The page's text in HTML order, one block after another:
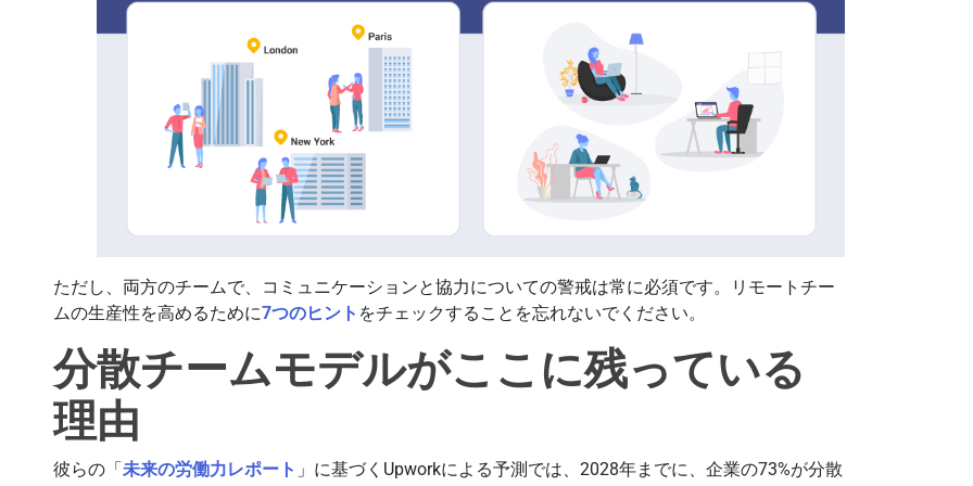
ただし、両方のチームで、コミュニケーションと協力についての警戒は常に必須です。リモートチー
ムの生産性を高めるために7つのヒント をチェックすることを忘れないでください。
分散チームモデルがここに残っている
理由
彼らの「未来の労働力レポート 」に基づくUpworkによる予測では、2028年までに、企業の73%が分散